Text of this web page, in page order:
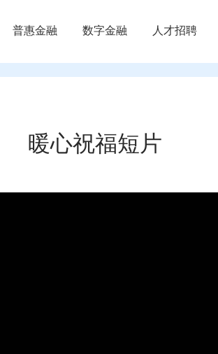
普惠金融 数字金融 人才招聘
暖心祝福短片